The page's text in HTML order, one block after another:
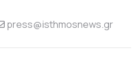
press@isthmosnews.gr